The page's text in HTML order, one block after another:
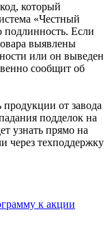
который
«Честный
подлинность. Если
выявлены
или он выведен
сообщит об
продукции от завода
подделок на
узнать прямо на
через техподдержку
к акции